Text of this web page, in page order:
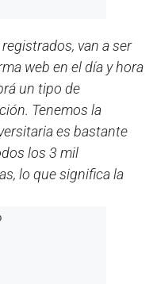
van a ser
web en el día y hora
un tipo de
Tenemos la
es bastante
los 3 mil
lo que significa la